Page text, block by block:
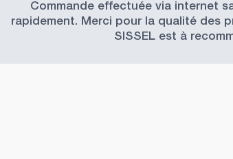
Commande effectuée via internet
rapidement. Merci pour la qualité des
SISSEL est à